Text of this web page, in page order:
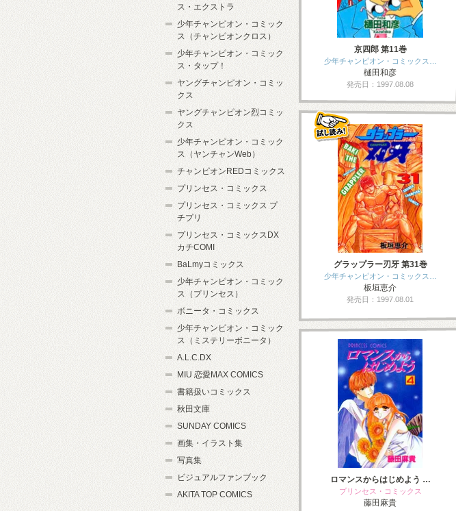
京四郎 第11巻
少年チャンピオン・コミックス…
樋田和彦
発売日：1997.08.08
グラップラー刃牙 第31巻
少年チャンピオン・コミックス…
板垣恵介
発売日：1997.08.01
ロマンスからはじめよう …
プリンセス・コミックス
藤田麻貴
ス・エクストラ
少年チャンピオン・コミック
ス（チャンピオンクロス）
少年チャンピオン・コミック
ス・タップ！
ヤングチャンピオン・コミッ
クス
ヤングチャンピオン烈コミッ
クス
少年チャンピオン・コミック
ス（ヤンチャンWeb）
チャンピオンREDコミックス
プリンセス・コミックス
プリンセス・コミックス プ
チプリ
プリンセス・コミックスDX
カチCOMI
BaLmyコミックス
少年チャンピオン・コミック
ス（プリンセス）
ボニータ・コミックス
少年チャンピオン・コミック
ス（ミステリーボニータ）
A.L.C.DX
MIU 恋愛MAX COMICS
書籍扱いコミックス
秋田文庫
SUNDAY COMICS
画集・イラスト集
写真集
ビジュアルファンブック
AKITA TOP COMICS